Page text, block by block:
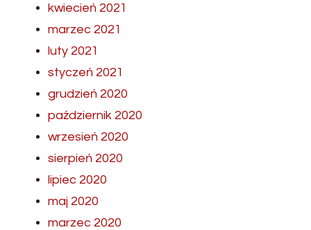
kwiecień 2021
marzec 2021
luty 2021
styczeń 2021
grudzień 2020
październik 2020
wrzesień 2020
sierpień 2020
lipiec 2020
maj 2020
marzec 2020